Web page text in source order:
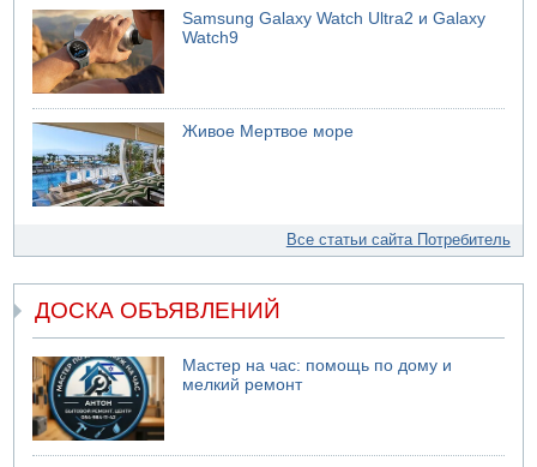
Samsung Galaxy Watch Ultra2 и Galaxy
Watch9
Живое Мертвое море
Все статьи сайта Потребитель
ДОСКА ОБЪЯВЛЕНИЙ
Мастер на час: помощь по дому и
мелкий ремонт